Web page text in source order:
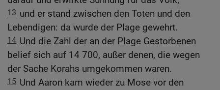
13 und er stand zwischen den Toten und den
Lebendigen: da wurde der Plage gewehrt.
14 Und die Zahl der an der Plage Gestorbenen
belief sich auf 14 700, außer denen, die wegen
der Sache Korahs umgekommen waren.
15 Und Aaron kam wieder zu Mose vor den